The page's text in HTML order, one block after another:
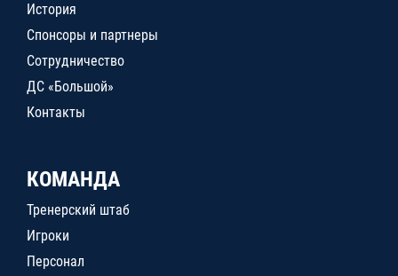
История
Спонсоры и партнеры
Сотрудничество
ДС «Большой»
Контакты
КОМАНДА
Тренерский штаб
Игроки
Персонал